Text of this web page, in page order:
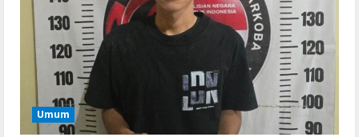
Umum